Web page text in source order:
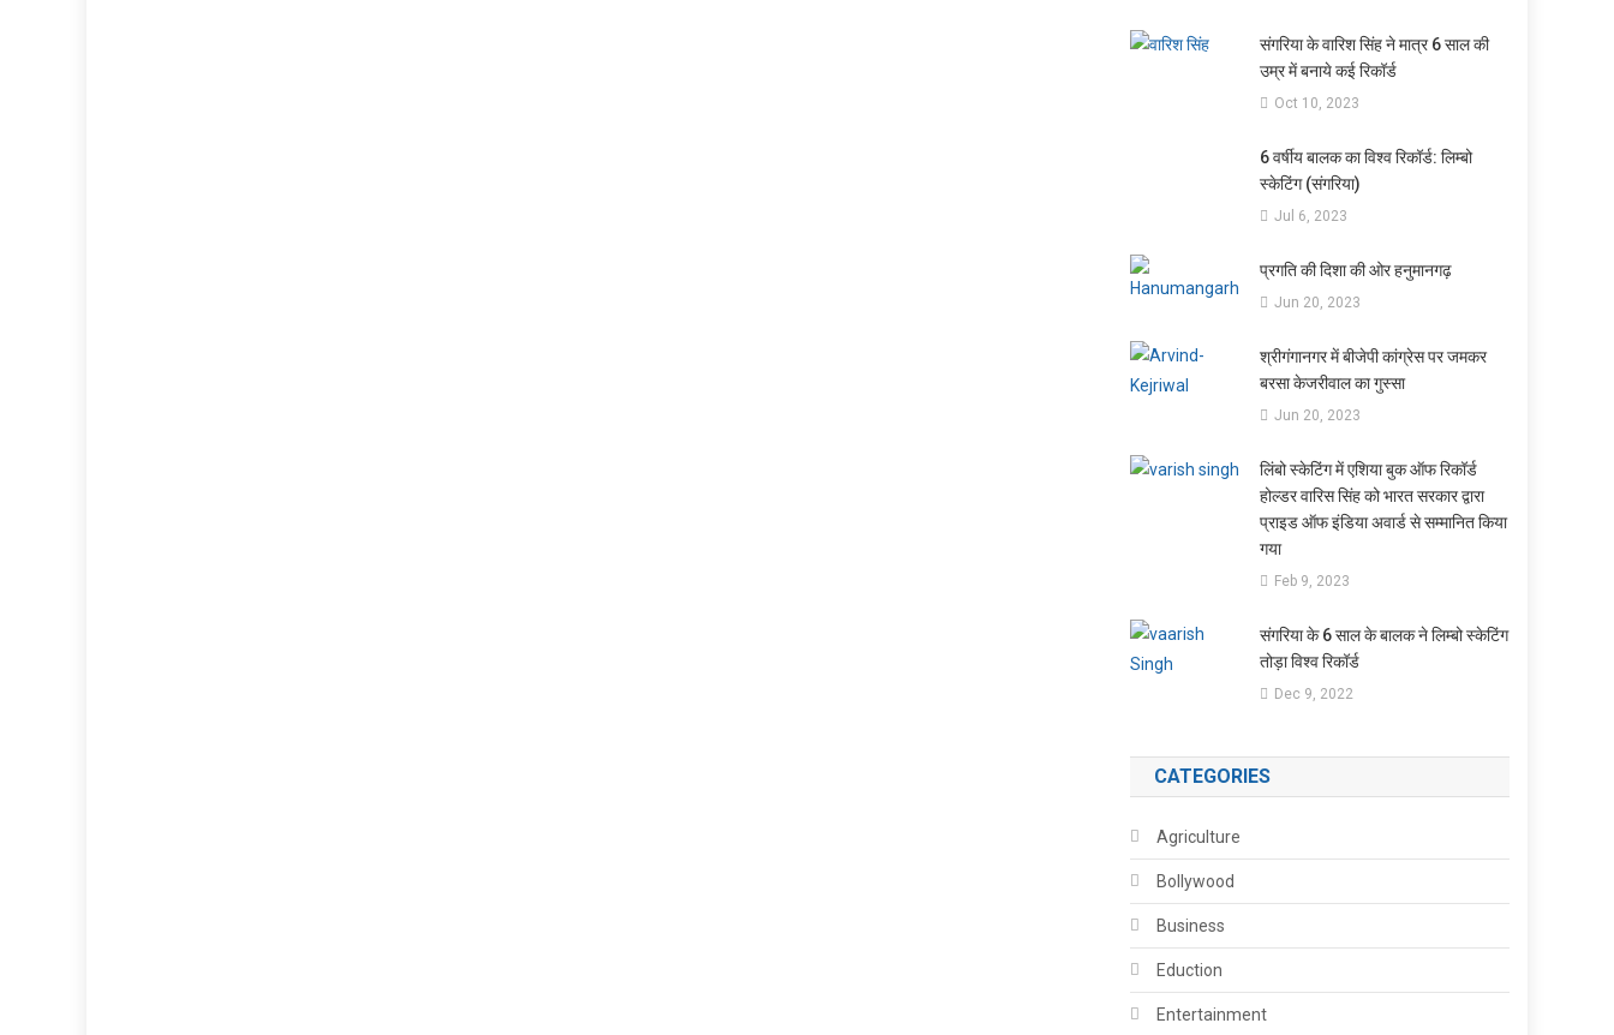
संगरिया के वारिश सिंह ने मात्र 6 साल की
उम्र में बनाये कई रिकॉर्ड
Oct 10, 2023
6 वर्षीय बालक का विश्व रिकॉर्ड: लिम्बो
स्केटिंग (संगरिया)
Jul 6, 2023
प्रगति की दिशा की ओर हनुमानगढ़
Jun 20, 2023
श्रीगंगानगर में बीजेपी कांग्रेस पर जमकर
बरसा केजरीवाल का गुस्सा
Jun 20, 2023
लिंबो स्केटिंग में एशिया बुक ऑफ रिकॉर्ड
होल्डर वारिस सिंह को भारत सरकार द्वारा
प्राइड ऑफ इंडिया अवार्ड से सम्मानित किया
गया
Feb 9, 2023
संगरिया के 6 साल के बालक ने लिम्बो स्केटिंग
तोड़ा विश्व रिकॉर्ड
Dec 9, 2022
CATEGORIES
Agriculture
Bollywood
Business
Eduction
Entertainment